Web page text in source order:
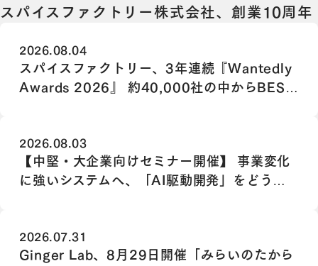
スパイスファクトリー株式会社、創業10周年
2026.08.04
スパイスファクトリー、3年連続『Wantedly
Awards 2026』 約40,000社の中からBEST
2026.08.03
【中堅・大企業向けセミナー開催】 事業変化
に強いシステムへ、「AI駆動開発」をどう組
2026.07.31
Ginger Lab、8月29日開催「みらいのたから